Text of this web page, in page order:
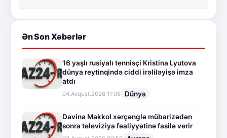
Ən Son Xəbərlər
16 yaşlı rusiyalı tennisçi Kristina Lyutova
dünya reytinqində ciddi irəliləyişə imza
atdı
04.Avqust.2026 11:06 Dünya
Davina Makkol xərçənglə mübarizədən
sonra televiziya fəaliyyətinə fasilə verir